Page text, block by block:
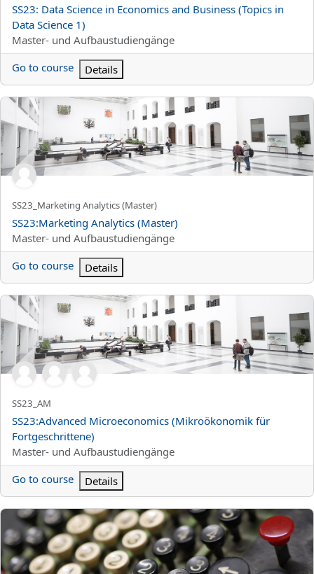
Titolo del corso
SS23: Data Science in Economics and Business (Topics in
Data Science 1)
Categoria di corsi
Master- und Aufbaustudiengänge
Go to course
Details
SS23:Marketing Analytics (Master)
Titolo abbreviato del corso
SS23_Marketing Analytics (Master)
Titolo del corso
SS23:Marketing Analytics (Master)
Categoria di corsi
Master- und Aufbaustudiengänge
Go to course
Details
SS23:Advanced Microeconomics (Mikroökonomik für
Titolo abbreviato del corso
SS23_AM
Titolo del corso
SS23:Advanced Microeconomics (Mikroökonomik für
Fortgeschrittene)
Categoria di corsi
Master- und Aufbaustudiengänge
Go to course
Details
SS23:Professionelles Projektmanagement in der Praxis